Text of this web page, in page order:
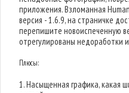
приложения. Взломанная
версия - 1.6.9, на страничке
перепишите новоиспеченную
отрегулированы недоработки
Плюсы:
1. Насыщенная графика, какая